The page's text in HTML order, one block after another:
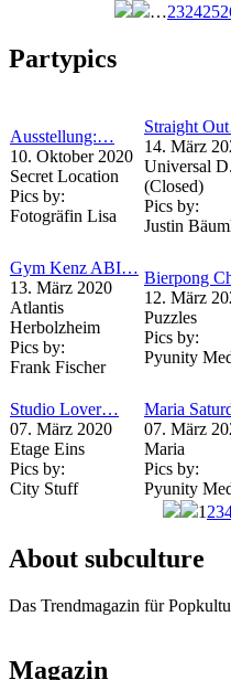
…232425
Partypics
Ausstellung:…
10. Oktober 2020
Secret Location
Pics by:
Fotogräfin Lisa
Straight
14. März
Universal
(Closed)
Pics by:
Justin
Gym Kenz ABI…
13. März 2020
Atlantis
Herbolzheim
Pics by:
Frank Fischer
Bierpong
12. März
Puzzles
Pics by:
Pyunity
Studio Lover…
07. März 2020
Etage Eins
Pics by:
City Stuff
Maria
07. März
Maria
Pics by:
Pyunity
1 23
About subculture
Das Trendmagazin für
Magazin